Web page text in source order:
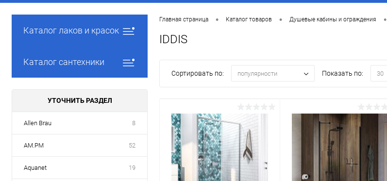
Каталог лаков и красок
Каталог сантехники
УТОЧНИТЬ РАЗДЕЛ
Allen Brau 8
AM.PM 52
Aquanet 19
Главная страница • Каталог товаров • Душевые кабины и ограждения •
IDDIS
Сортировать по: популярности Показать по: 30